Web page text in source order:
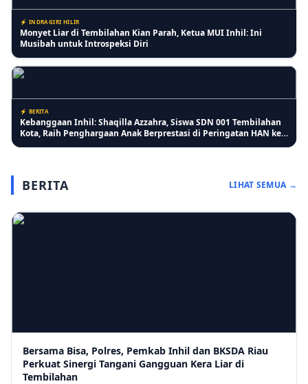
⚡ INDRAGIRI HILIR
Monyet Liar di Tembilahan Kian Parah, Ketua MUI Inhil: Ini
Musibah untuk Introspeksi Diri
⚡ BERITA
Kebanggaan Inhil: Shaqilla Azzahra, Siswa SDN 001 Tembilahan
Kota, Raih Penghargaan Anak Berprestasi di Peringatan HAN ke-
Pertumbuhan Jagung Membaik, Bhabinkamtibmas Pelangiran
Pastikan Perawatan Lahan Warga Berjalan Optimal
⚡ PENDIDIKAN
BERITA LIHAT SEMUA →
Bersama Bisa, Polres, Pemkab Inhil dan BKSDA Riau
Perkuat Sinergi Tangani Gangguan Kera Liar di
Tembilahan